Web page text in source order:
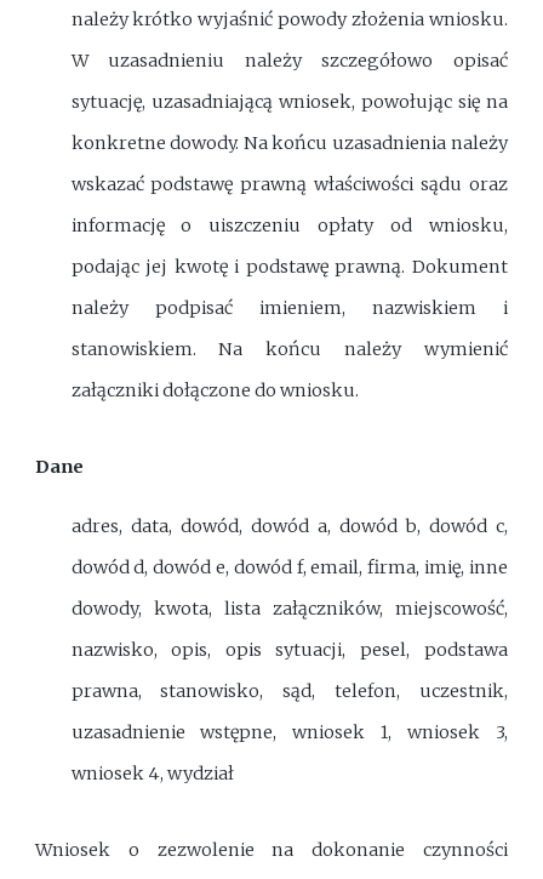
należy krótko wyjaśnić powody złożenia wniosku.
W uzasadnieniu należy szczegółowo opisać
sytuację, uzasadniającą wniosek, powołując się na
konkretne dowody. Na końcu uzasadnienia należy
wskazać podstawę prawną właściwości sądu oraz
informację o uiszczeniu opłaty od wniosku,
podając jej kwotę i podstawę prawną. Dokument
należy podpisać imieniem, nazwiskiem i
stanowiskiem. Na końcu należy wymienić
załączniki dołączone do wniosku.
Dane
adres, data, dowód, dowód a, dowód b, dowód c,
dowód d, dowód e, dowód f, email, firma, imię, inne
dowody, kwota, lista załączników, miejscowość,
nazwisko, opis, opis sytuacji, pesel, podstawa
prawna, stanowisko, sąd, telefon, uczestnik,
uzasadnienie wstępne, wniosek 1, wniosek 3,
wniosek 4, wydział
Wniosek o zezwolenie na dokonanie czynności